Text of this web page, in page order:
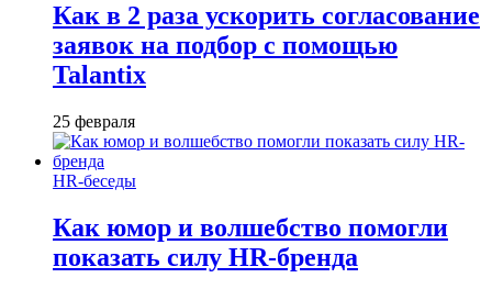
Как в 2 раза ускорить согласование
заявок на подбор с помощью
Talantix
25 февраля
HR-беседы
Как юмор и волшебство помогли
показать силу HR-бренда